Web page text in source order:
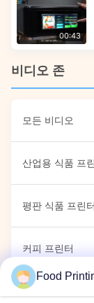
00:43
비디오 존
모든 비디오
산업용 식품 프
평판 식품 프린터
커피 프린터
식용 마커
Food